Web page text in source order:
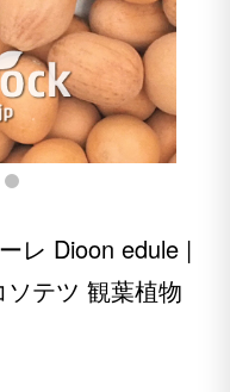
レ Dioon edule |
テツ 観葉植物